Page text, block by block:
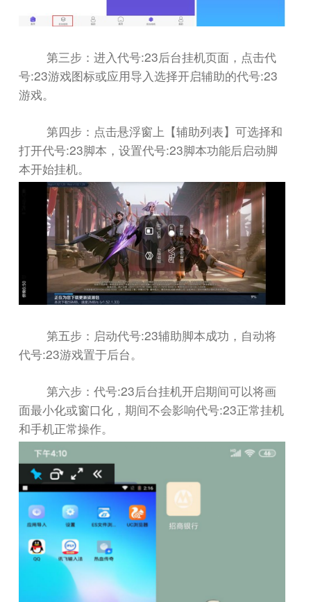
第三步：进入代号:23后台挂机页面，点击代
号:23游戏图标或应用导入选择开启辅助的代号:23
游戏。
第四步：点击悬浮窗上【辅助列表】可选择和
打开代号:23脚本，设置代号:23脚本功能后启动脚
本开始挂机。
第五步：启动代号:23辅助脚本成功，自动将
代号:23游戏置于后台。
第六步：代号:23后台挂机开启期间可以将画
面最小化或窗口化，期间不会影响代号:23正常挂机
和手机正常操作。